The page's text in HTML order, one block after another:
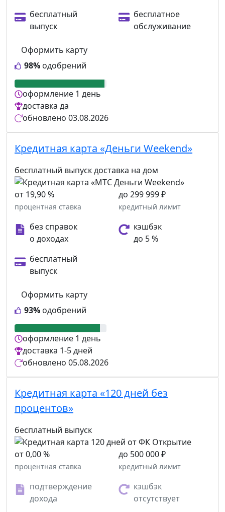
бесплатный
выпуск
бесплатное
обслуживание
98% одобрений
Оформить карту
оформление 1 день
доставка да
обновлено 03.08.2026
Кредитная карта «Деньги Weekend»
бесплатный выпускдоставка на дом
от 19,90 %
процентная ставка
до 299 999 ₽
кредитный лимит
без справок
о доходах
кэшбэк
до 5 %
бесплатный
выпуск
93% одобрений
Оформить карту
оформление 1 день
доставка 1-5 дней
обновлено 05.08.2026
Кредитная карта «120 дней без
процентов»
бесплатный выпуск
от 0,00 %
процентная ставка
до 500 000 ₽
кредитный лимит
подтверждение
дохода
кэшбэк
отсутствует